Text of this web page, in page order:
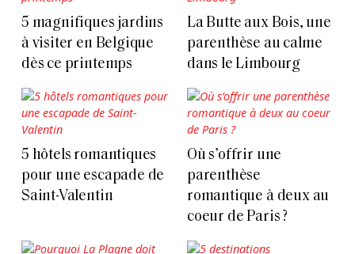
5 magnifiques jardins
à visiter en Belgique
dès ce printemps
La Butte aux Bois, une
parenthèse au calme
dans le Limbourg
5 hôtels romantiques
pour une escapade de
Saint-Valentin
Où s’offrir une
parenthèse
romantique à deux au
coeur de Paris ?